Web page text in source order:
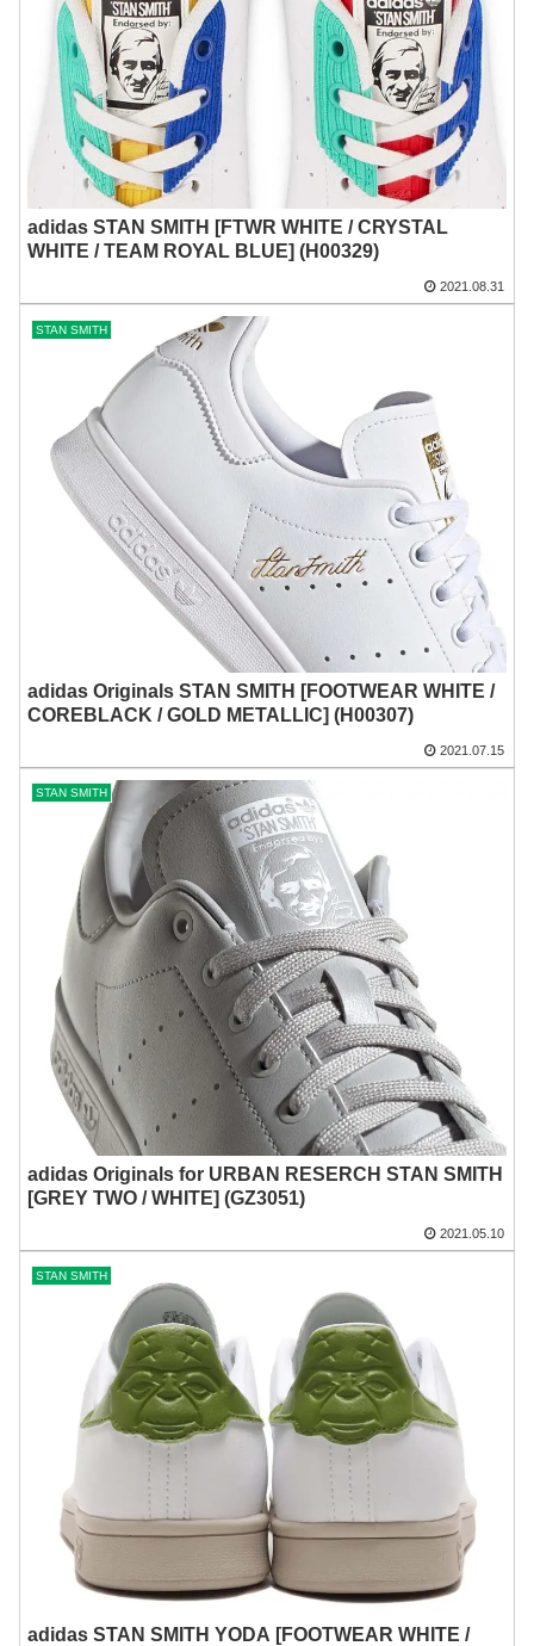
adidas STAN SMITH [FTWR WHITE / CRYSTAL
WHITE / TEAM ROYAL BLUE] (H00329)
2021.08.31
STAN SMITH
adidas Originals STAN SMITH [FOOTWEAR WHITE /
COREBLACK / GOLD METALLIC] (H00307)
2021.07.15
STAN SMITH
adidas Originals for URBAN RESERCH STAN SMITH
[GREY TWO / WHITE] (GZ3051)
2021.05.10
STAN SMITH
adidas STAN SMITH YODA [FOOTWEAR WHITE /